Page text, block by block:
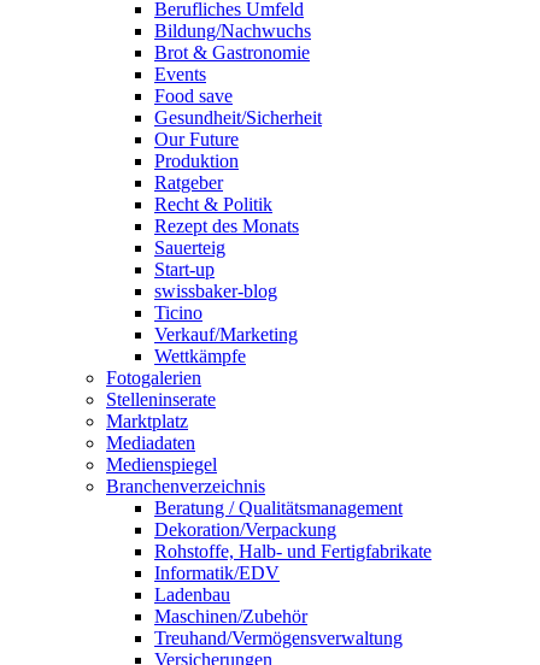
Berufliches Umfeld
Bildung/Nachwuchs
Brot & Gastronomie
Events
Food save
Gesundheit/Sicherheit
Our Future
Produktion
Ratgeber
Recht & Politik
Rezept des Monats
Sauerteig
Start-up
swissbaker-blog
Ticino
Verkauf/Marketing
Wettkämpfe
Fotogalerien
Stelleninserate
Marktplatz
Mediadaten
Medienspiegel
Branchenverzeichnis
Beratung / Qualitätsmanagement
Dekoration/Verpackung
Rohstoffe, Halb- und Fertigfabrikate
Informatik/EDV
Ladenbau
Maschinen/Zubehör
Treuhand/Vermögensverwaltung
Versicherungen